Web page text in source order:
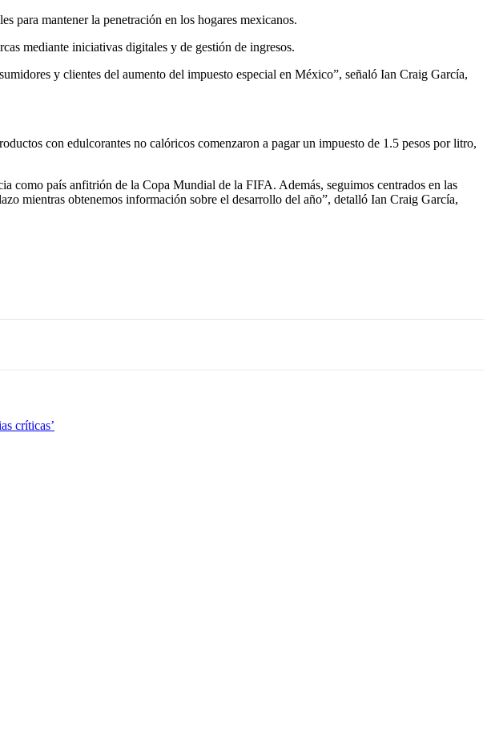
para mantener la penetración en los hogares mexicanos.
mediante iniciativas digitales y de gestión de ingresos.
y clientes del aumento del impuesto especial en México”, señaló Ian Craig García,
con edulcorantes no calóricos comenzaron a pagar un impuesto de 1.5 pesos por litro,
como país anfitrión de la Copa Mundial de la FIFA. Además, seguimos centrados en las
mientras obtenemos información sobre el desarrollo del año”, detalló Ian Craig García,
críticas’